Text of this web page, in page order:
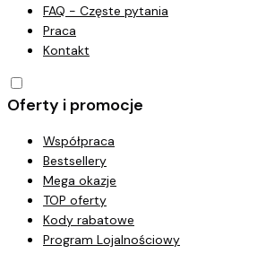
FAQ - Częste pytania
Praca
Kontakt
Oferty i promocje
Współpraca
Bestsellery
Mega okazje
TOP oferty
Kody rabatowe
Program Lojalnościowy